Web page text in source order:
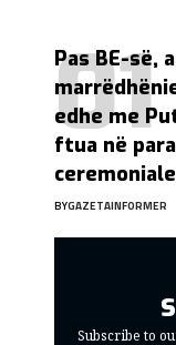
Pas BE-së,
edhe me
ftua në
BYGAZETAINFORMER
Subscribe to